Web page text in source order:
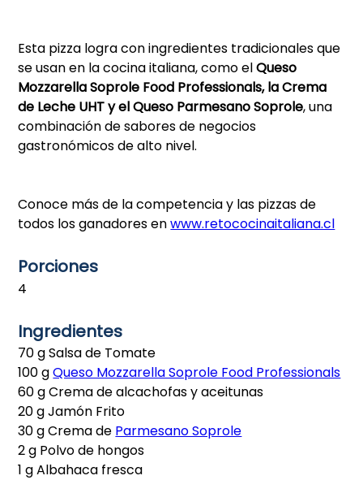
Esta pizza logra con ingredientes tradicionales que
se usan en la cocina italiana, como elQueso
Mozzarella Soprole Food Professionals, la Crema
de Leche UHT y el Queso Parmesano Soprole, una
combinación de sabores de negocios
gastronómicos de alto nivel.
Conoce más de la competencia y las pizzas de
todos los ganadores enwww.retococinaitaliana.cl
Porciones
4
Ingredientes
70 g Salsa de Tomate
100 gQueso Mozzarella Soprole Food Professionals
60 g Crema de alcachofas y aceitunas
20 g Jamón Frito
30 g Crema de Parmesano Soprole
2 g Polvo de hongos
1 g Albahaca fresca